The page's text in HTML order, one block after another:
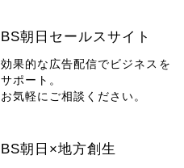
BS朝日セールスサイト
効果的な広告配信でビジネスを
サポート。
お気軽にご相談ください。
BS朝日×地方創生